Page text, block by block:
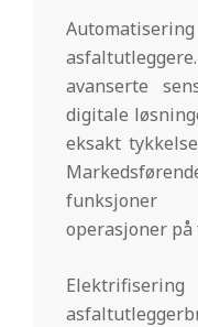
avanserte
digitale
eksakt
funksjoner
operasjoner